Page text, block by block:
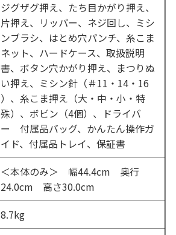
ジグザグ押え、たち目かがり押え、
片押え、リッパー、ネジ回し、ミシ
ンブラシ、はとめ穴パンチ、糸こま
ネット、ハードケース、取扱説明
書、ボタン穴かがり押え、まつりぬ
い押え、ミシン針（＃11・14・16
）、糸こま押え（大・中・小・特
殊）、ボビン（4個）、ドライバ
ー 付属品バッグ、かんたん操作ガ
イド、付属品トレイ、保証書
＜本体のみ＞ 幅44.4cm 奥行
24.0cm 高さ30.0cm
8.7kg